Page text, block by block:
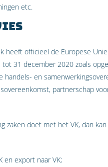
etc.
heeft officieel de Europese
31 december 2020 zoals
handels- en
partnerschap
zaken doet met het VK, dan
en export naar VK;